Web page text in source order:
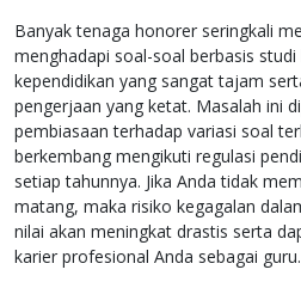
Banyak tenaga honorer seringkali
menghadapi soal-soal berbasis
kependidikan yang sangat tajam
pengerjaan yang ketat. Masalah ini
pembiasaan terhadap variasi soal
berkembang mengikuti regulasi
setiap tahunnya. Jika Anda tidak
matang, maka risiko kegagalan
nilai akan meningkat drastis serta
karier profesional Anda sebagai guru.